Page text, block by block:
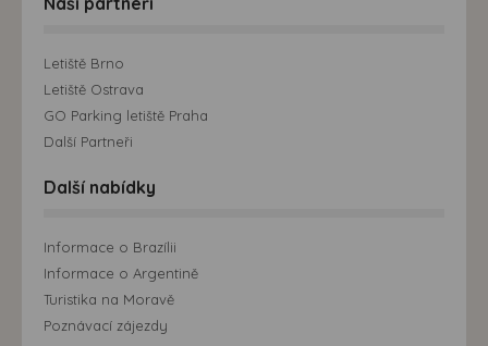
Letiště Brno
Letiště Ostrava
GO Parking letiště Praha
Další Partneři
Další nabídky
Informace o Brazílii
Informace o Argentině
Turistika na Moravě
Poznávací zájezdy